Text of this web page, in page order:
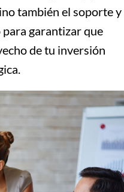
también el soporte y
garantizar que
de tu inversión